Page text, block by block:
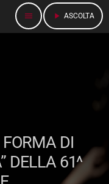
menu play_arrow ASCOLTA
FORMA DI
DELLA 61^